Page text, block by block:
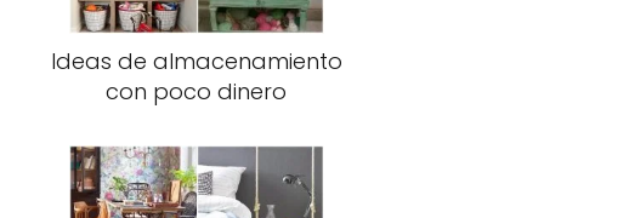
Ideas de almacenamiento
con poco dinero